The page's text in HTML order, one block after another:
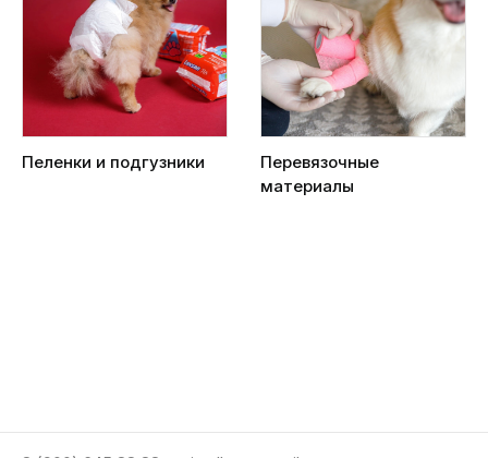
Пеленки и подгузники
Перевязочные
материалы